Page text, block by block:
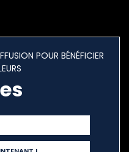
POUR BÉNÉFICIER